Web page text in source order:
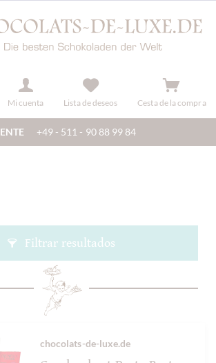
Mi cuenta Lista de deseos Cesta de la compra
+49 - 511 - 90 88 99 84
Filtrar resultados
chocolats-de-luxe.de